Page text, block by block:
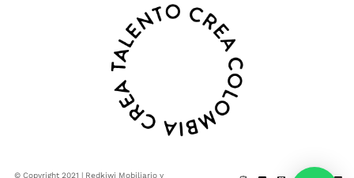
© Copyright 2021 | Redkiwi Mobiliario y